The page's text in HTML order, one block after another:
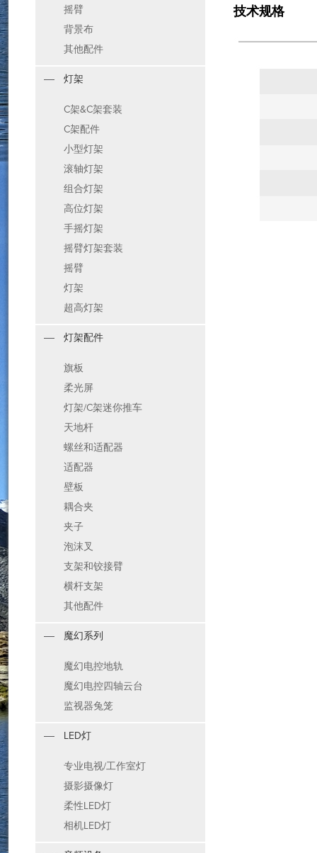
摇臂
背景布
其他配件
灯架
C架&C架套装
C架配件
小型灯架
滚轴灯架
组合灯架
高位灯架
手摇灯架
摇臂灯架套装
摇臂
灯架
超高灯架
灯架配件
旗板
柔光屏
灯架/C架迷你推车
天地杆
螺丝和适配器
适配器
壁板
耦合夹
夹子
泡沫叉
支架和铰接臂
横杆支架
其他配件
魔幻系列
魔幻电控地轨
魔幻电控四轴云台
监视器兔笼
LED灯
专业电视/工作室灯
摄影摄像灯
柔性LED灯
相机LED灯
技术规格